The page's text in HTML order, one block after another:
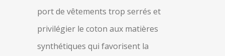
port de vêtements trop serrés et
privilégier le coton aux matières
synthétiques qui favorisent la